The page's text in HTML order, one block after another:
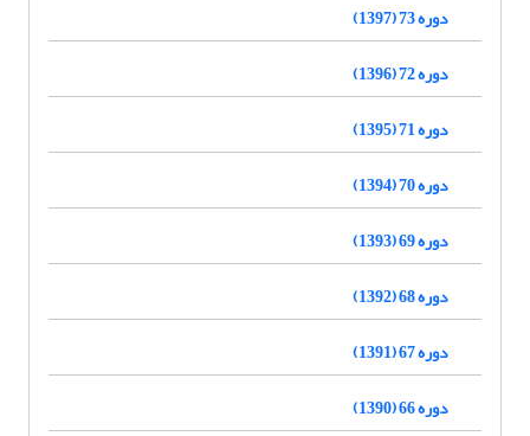
دوره 73 (1397)
دوره 72 (1396)
دوره 71 (1395)
دوره 70 (1394)
دوره 69 (1393)
دوره 68 (1392)
دوره 67 (1391)
دوره 66 (1390)